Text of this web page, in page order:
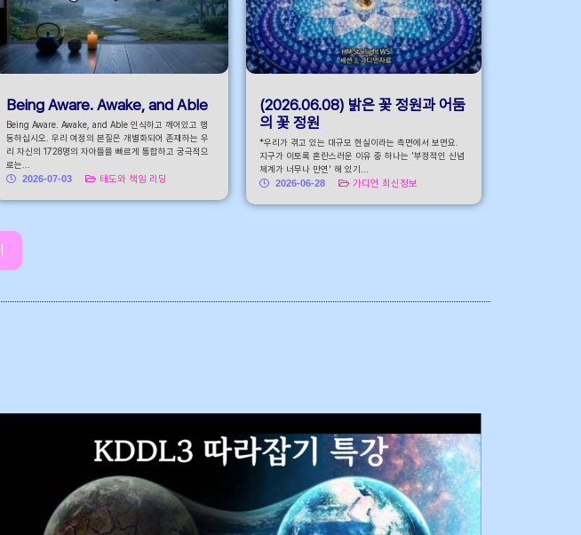
Being Aware. Awake, and Able
Being Aware. Awake, and Able 인식하고 깨어있고 행
동하십시오. 우리 여정의 본질은 개별화되어 존재하는 우
리 자신의 1728명의 자아들을 빠르게 통합하고 궁극적으
로는...
2026-07-03
태도와 책임 리딩
(2026.06.08) 밝은 꽃 정원과 어둠
의 꽃 정원
*우리가 겪고 있는 대규모 현실이라는 측면에서 보면요.
지구가 이토록 혼란스러운 이유 중 하나는 '부정적인 신념
체계가 너무나 만연' 해 있기...
2026-06-28
가디언 최신정보